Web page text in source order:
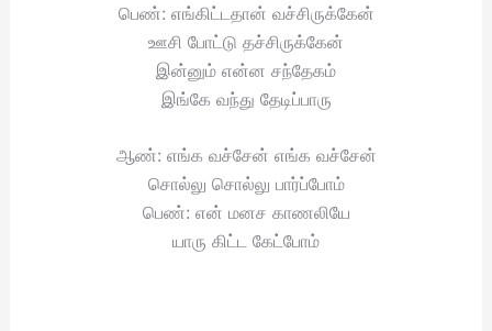
பெண்: எங்கிட்டதான் வச்சிருக்கேன்
ஊசி போட்டு தச்சிருக்கேன்
இன்னும் என்ன சந்தேகம்
இங்கே வந்து தேடிப்பாரு
ஆண்: எங்க வச்சேன் எங்க வச்சேன்
சொல்லு சொல்லு பார்ப்போம்
பெண்: என் மனச காணலியே
யாரு கிட்ட கேட்போம்